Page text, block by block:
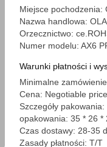
Miejsce pochodzenia:
Nazwa handlowa:
Orzecznictwo:
Numer modelu: AX6
Warunki płatności i
Minimalne
Cena: Negotiable price
Szczegóły
opakowania: 35 * 26 *
Czas dostawy: 28-35
Zasady płatności: T/T